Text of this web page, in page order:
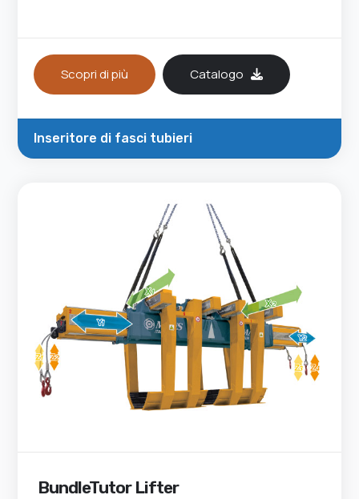
Scopri di più Catalogo
Inseritore di fasci tubieri
BundleTutor Lifter